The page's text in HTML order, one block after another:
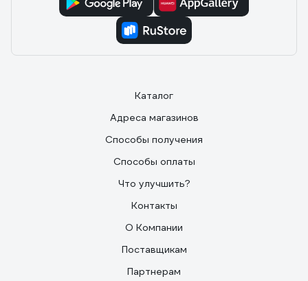
Каталог
Адреса магазинов
Способы получения
Способы оплаты
Что улучшить?
Контакты
О Компании
Поставщикам
Партнерам